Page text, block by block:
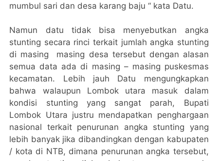
mumbul sari dan desa karang baju “ kata Datu.
Namun datu tidak bisa menyebutkan angka
stunting secara rinci terkait jumlah angka stunting
di masing masing desa tersebut dengan alasan
semua data ada di masing – masing puskesmas
kecamatan. Lebih jauh Datu mengungkapkan
bahwa walaupun Lombok utara masuk dalam
kondisi stunting yang sangat parah, Bupati
Lombok Utara justru mendapatkan penghargaan
nasional terkait penurunan angka stunting yang
lebih banyak jika dibandingkan dengan kabupaten
/ kota di NTB, dimana penurunan angka tersebut,